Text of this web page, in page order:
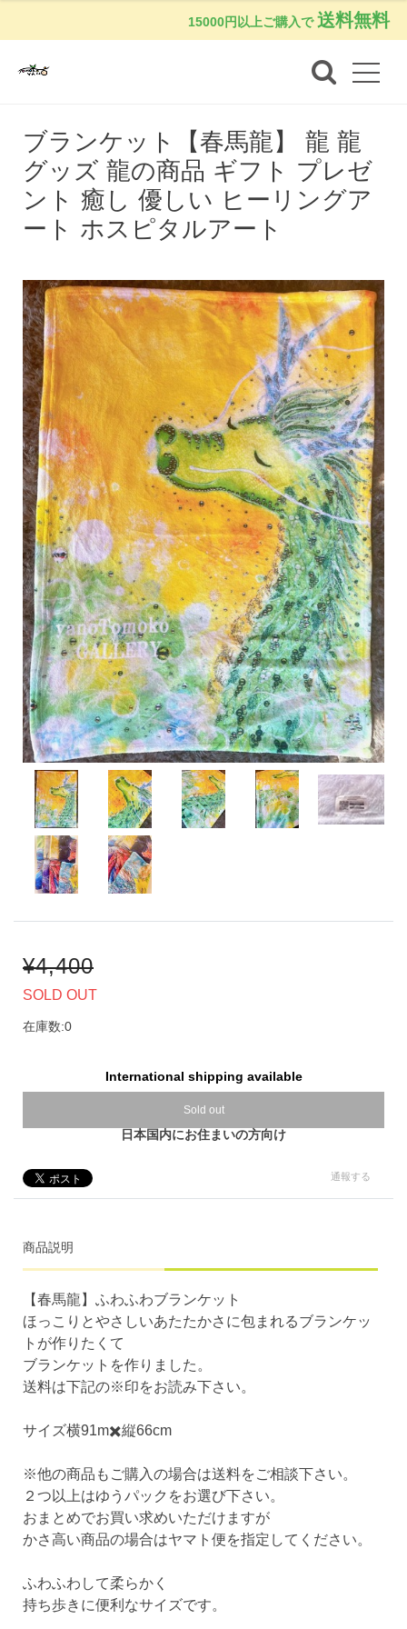
15000円以上ご購入で 送料無料
ブランケット【春馬龍】 龍 龍
グッズ 龍の商品 ギフト プレゼ
ント 癒し 優しい ヒーリングア
ート ホスピタルアート
¥4,400
SOLD OUT
在庫数:0
International shipping available
Sold out
日本国内にお住まいの方向け
通報する
商品説明
【春馬龍】ふわふわブランケット
ほっこりとやさしいあたたかさに包まれるブランケッ
トが作りたくて
ブランケットを作りました。
送料は下記の※印をお読み下さい。
サイズ横91m✖️縦66cm
※他の商品もご購入の場合は送料をご相談下さい。
２つ以上はゆうパックをお選び下さい。
おまとめでお買い求めいただけますが
かさ高い商品の場合はヤマト便を指定してください。
ふわふわして柔らかく
持ち歩きに便利なサイズです。